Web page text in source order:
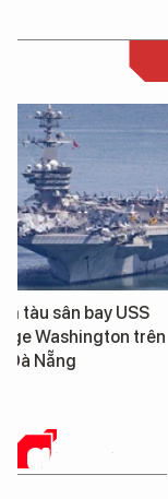
Cảnh sát diễn tập
súng với khủng bố,
yếu nhân
GIẢI PHÁP SỐ